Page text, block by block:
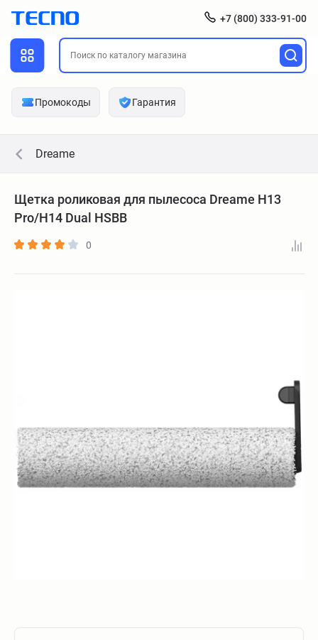
+7 (800) 333-91-00
Промокоды Гарантия
Dreame
Щетка роликовая для пылесоса Dreame H13
Pro/H14 Dual HSBB
0